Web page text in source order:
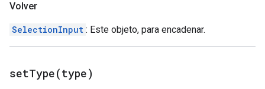
Volver
SelectionInput : Este objeto, para encadenar.
setType(type)